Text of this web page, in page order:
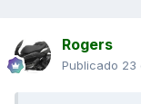
Rogers
Publicado 23